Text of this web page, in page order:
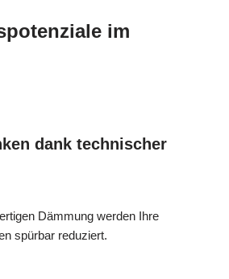
im
dank technischer
Dämmung werden Ihre
spürbar reduziert.